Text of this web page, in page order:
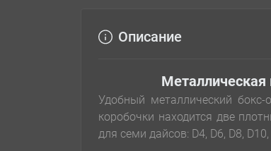
Описание
Металлическая
Удобный металлический
коробочки находится две
для семи дайсов: D4, D6, D8,